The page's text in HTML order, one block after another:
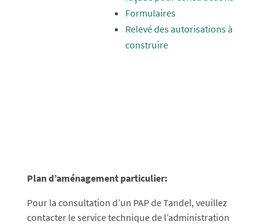
Formulaires
Relevé des autorisations à
construire
Plan d’aménagement particulier:
Pour la consultation d’un PAP de Tandel, veuillez
contacter le service technique de l’administration